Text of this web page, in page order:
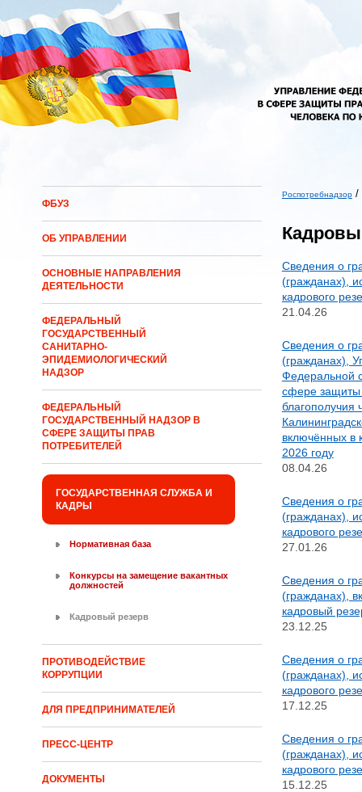
Перейти к основному содержанию
ФБУЗ
ОБ УПРАВЛЕНИИ
ОСНОВНЫЕ НАПРАВЛЕНИЯ
ДЕЯТЕЛЬНОСТИ
ФЕДЕРАЛЬНЫЙ
ГОСУДАРСТВЕННЫЙ
САНИТАРНО-
ЭПИДЕМИОЛОГИЧЕСКИЙ
НАДЗОР
ФЕДЕРАЛЬНЫЙ
ГОСУДАРСТВЕННЫЙ НАДЗОР В
СФЕРЕ ЗАЩИТЫ ПРАВ
ПОТРЕБИТЕЛЕЙ
ГОСУДАРСТВЕННАЯ СЛУЖБА И
КАДРЫ
Нормативная база
Конкурсы на замещение вакантных
должностей
Кадровый резерв
ПРОТИВОДЕЙСТВИЕ
КОРРУПЦИИ
ДЛЯ ПРЕДПРИНИМАТЕЛЕЙ
ПРЕСС-ЦЕНТР
ДОКУМЕНТЫ
Роспотребнадзор /
Сведения о
(гражданах),
кадрового
21.04.26
Сведения о
(гражданах),
Федеральной
сфере защиты
благополучия
включённых в
2026 году
08.04.26
Сведения о
(гражданах),
кадрового
27.01.26
Сведения о
(гражданах),
кадровый
23.12.25
Сведения о
(гражданах),
кадрового
17.12.25
Сведения о
(гражданах),
кадрового
15.12.25